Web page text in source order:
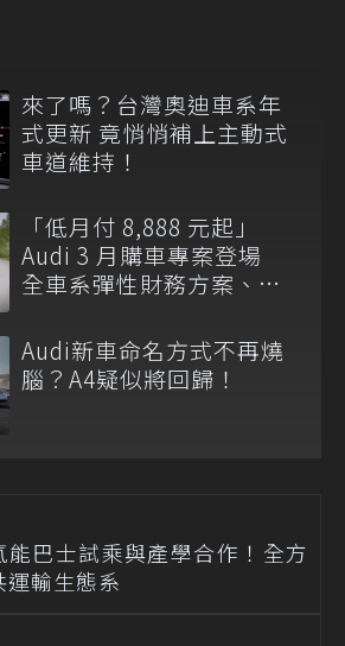
來了嗎？台灣奧迪車系年
式更新 竟悄悄補上主動式
車道維持！
「低月付 8,888 元起」
Audi 3 月購車專案登場
全車系彈性財務方案、五
Audi新車命名方式不再燒
腦？A4疑似將回歸！
巴士試乘與產學合作！全方
輸生態系